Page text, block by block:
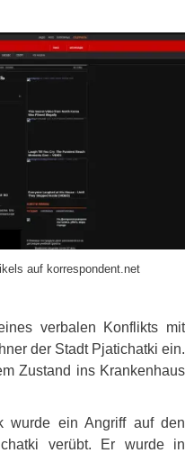
auf korrespondent.net
verbalen Konflikts mit
der Stadt Pjatichatki ein.
Zustand ins Krankenhaus
wurde ein Angriff auf den
verübt. Er wurde in